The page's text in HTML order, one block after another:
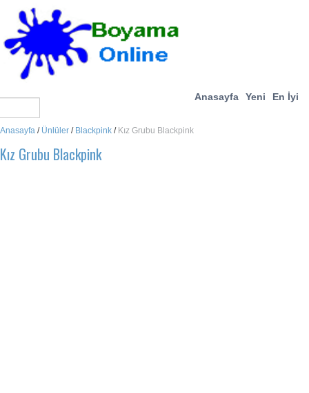
Anasayfa Yeni En İyi
Anasayfa / Ünlüler / Blackpink / Kız Grubu Blackpink
Kız Grubu Blackpink